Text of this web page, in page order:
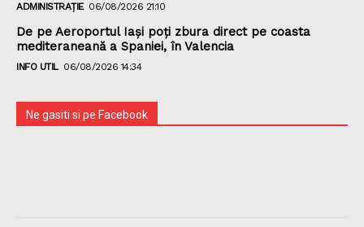
ADMINISTRAȚIE 06/08/2026 21:10
De pe Aeroportul Iași poți zbura direct pe coasta
mediteraneană a Spaniei, în Valencia
INFO UTIL 06/08/2026 14:34
Ne gasiti si pe Facebook